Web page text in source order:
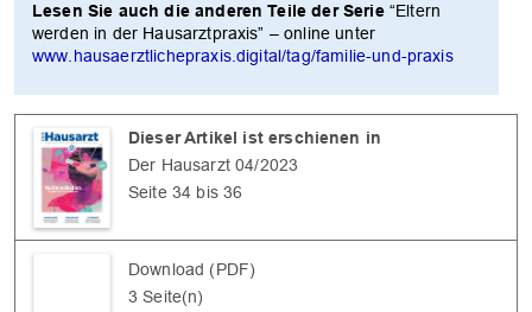
Lesen Sie auch die anderen Teile der Serie“Eltern
werden in der Hausarztpraxis” – online unter
www.hausaerztlichepraxis.digital/tag/familie-und-praxis
Dieser Artikel ist erschienen in
Der Hausarzt 04/2023
Seite 34 bis 36
Download (PDF)
3 Seite(n)